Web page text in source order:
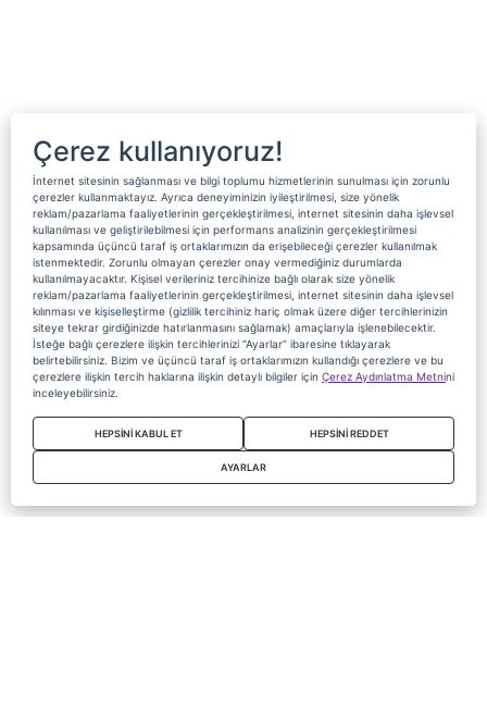
Çerez kullanıyoruz!
İnternet sitesinin sağlanması ve bilgi toplumu hizmetlerinin sunulması için zorunlu
çerezler kullanmaktayız. Ayrıca deneyiminizin iyileştirilmesi, size yönelik
reklam/pazarlama faaliyetlerinin gerçekleştirilmesi, internet sitesinin daha işlevsel
kullanılması ve geliştirilebilmesi için performans analizinin gerçekleştirilmesi
kapsamında üçüncü taraf iş ortaklarımızın da erişebileceği çerezler kullanılmak
istenmektedir. Zorunlu olmayan çerezler onay vermediğiniz durumlarda
kullanılmayacaktır. Kişisel verileriniz tercihinize bağlı olarak size yönelik
reklam/pazarlama faaliyetlerinin gerçekleştirilmesi, internet sitesinin daha işlevsel
kılınması ve kişiselleştirme (gizlilik tercihiniz hariç olmak üzere diğer tercihlerinizin
siteye tekrar girdiğinizde hatırlanmasını sağlamak) amaçlarıyla işlenebilecektir.
İsteğe bağlı çerezlere ilişkin tercihlerinizi “Ayarlar” ibaresine tıklayarak
belirtebilirsiniz. Bizim ve üçüncü taraf iş ortaklarımızın kullandığı çerezlere ve bu
çerezlere ilişkin tercih haklarına ilişkin detaylı bilgiler için Çerez Aydınlatma Metnini
inceleyebilirsiniz.
HEPSİNİ KABUL ET HEPSİNİ REDDET
AYARLAR